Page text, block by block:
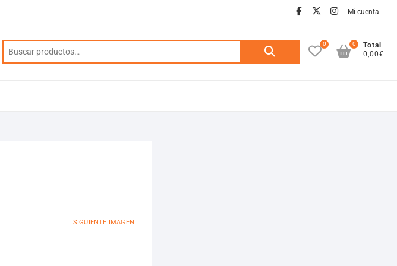
facebook
twitter
instagram
Mi cuenta
Buscar
0
Total
0,00€
0
SIGUIENTE IMAGEN